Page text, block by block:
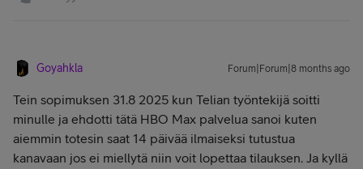
Goyahkla Forum|Forum|8 months ago
Tein sopimuksen 31.8 2025 kun Telian työntekijä soitti
minulle ja ehdotti tätä HBO Max palvelua sanoi kuten
aiemmin totesin saat 14 päivää ilmaiseksi tutustua
kanavaan jos ei miellytä niin voit lopettaa tilauksen. Ja kyllä